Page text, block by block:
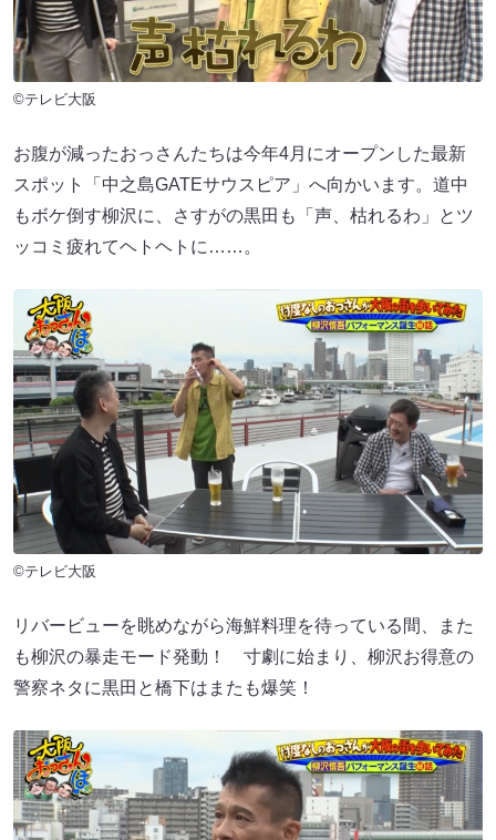
©テレビ大阪
お腹が減ったおっさんたちは今年4月にオープンした最新
スポット「中之島GATEサウスピア」へ向かいます。道中
もボケ倒す柳沢に、さすがの黒田も「声、枯れるわ」とツ
ッコミ疲れてヘトヘトに……。
©テレビ大阪
リバービューを眺めながら海鮮料理を待っている間、また
も柳沢の暴走モード発動！ 寸劇に始まり、柳沢お得意の
警察ネタに黒田と橋下はまたも爆笑！